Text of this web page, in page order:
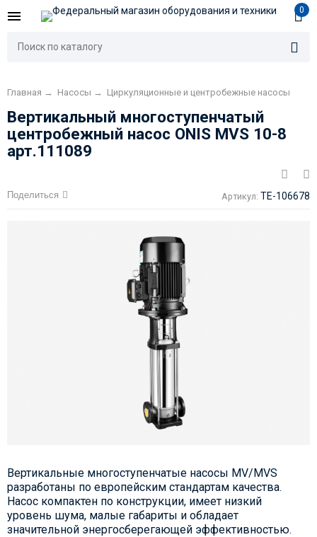
0
Главная → Насосы → Циркуляционные и центробежные насосы
Вертикальный многоступенчатый
центробежный насос ONIS MVS 10-8
арт.111089
Поделиться Артикул: TE-106678
Вертикальные многоступенчатые насосы MV/MVS
разработаны по европейским стандартам качества.
Насос компактен по конструкции, имеет низкий
уровень шума, малые габариты и обладает
значительной энергосберегающей эффективностью.